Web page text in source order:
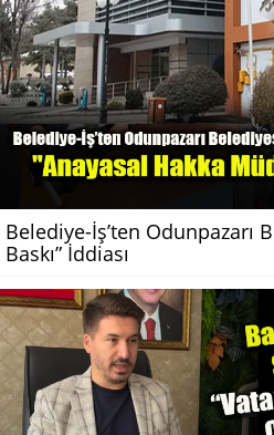
Belediye-İş’ten Odunpazarı
Baskı” İddiası